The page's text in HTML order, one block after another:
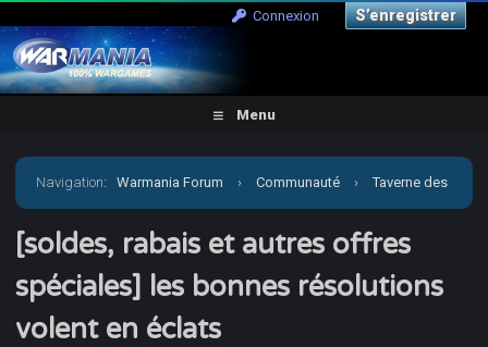
Connexion S’enregistrer
Menu
Navigation:Warmania Forum › Communauté › Taverne des
joueurs › [soldes, rabais et autres offres spéciales] les
bonnes résolutions volent en éclats
[soldes, rabais et autres offres
spéciales] les bonnes résolutions
volent en éclats